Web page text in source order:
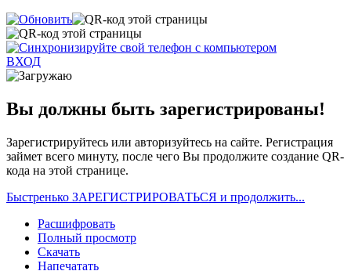
ВХОД
Вы должны быть зарегистрированы!
Зарегистрируйтесь или авторизуйтесь на сайте. Регистрация
займет всего минуту, после чего Вы продолжите создание QR-
кода на этой странице.
Быстренько ЗАРЕГИСТРИРОВАТЬСЯ и продолжить...
Расшифровать
Полный просмотр
Скачать
Напечатать